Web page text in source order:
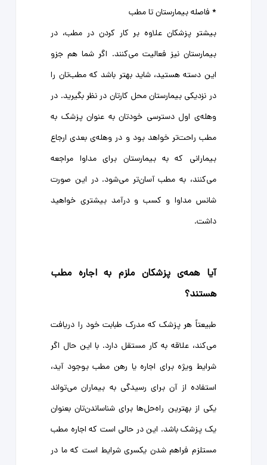
* فاصله بیمارستان تا مطب
بیشتر پزشکان علاوه بر کار کردن در مطب، در
بیمارستان نیز فعالیت می‌کنند. اگر شما هم جزو
این دسته هستید، شاید بهتر باشد که مطب‌تان را
در نزدیکی بیمارستان محل کارتان در نظر بگیرید. در
وهله‌ی اول دسترسی خودتان به عنوان پزشک به
مطب راحت‌تر خواهد بود و در وهله‌ی بعدی ارجاع
بیمارانی که به بیمارستان برای مداوا مراجعه
می‌کنند، به مطب آسان‌تر می‌شود. در این صورت
شانس مداوا و کسب و درآمد بیشتری خواهید
داشت.
آیا همه‌ی پزشکان ملزم به اجاره مطب
هستند؟
طبیعتاً هر پزشک که مدرک طبابت خود را دریافت
می‌کند، علاقه به کار مستقل دارد. با این حال اگر
شرایط ویژه برای اجاره یا رهن مطب بوجود آید،
استفاده از آن برای رسیدگی به بیماران می‌تواند
یکی از بهترین راه‌حل‌ها برای شناساندن‌تان بعنوان
یک پزشک باشد. این در حالی است که اجاره مطب
مستلزم فراهم شدن یکسری شرایط است که ما در